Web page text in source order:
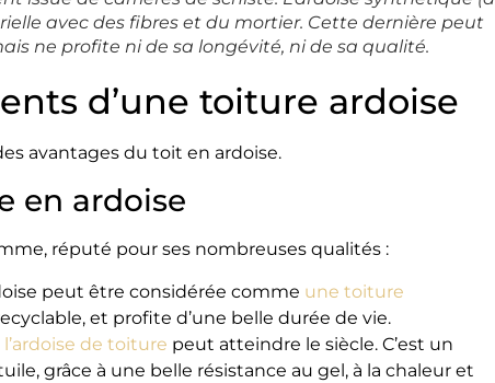
avec des fibres et du mortier. Cette dernière peut
ne profite ni de sa longévité, ni de sa qualité.
d’une toiture ardoise
avantages du toit en ardoise.
en ardoise
réputé pour ses nombreuses qualités :
peut être considérée comme une toiture
et profite d’une belle durée de vie.
de toiture peut atteindre le siècle. C’est un
grâce à une belle résistance au gel, à la chaleur et